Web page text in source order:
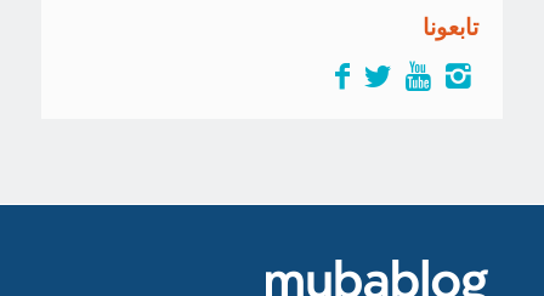
تابعونا